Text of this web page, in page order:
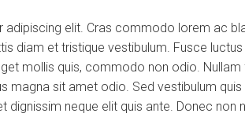
elit. Cras commodo lorem ac
diam et tristique vestibulum. Fusce
mollis quis, commodo non odio.
magna sit amet odio. Sed vestibulum
dignissim neque elit quis ante. Donec non